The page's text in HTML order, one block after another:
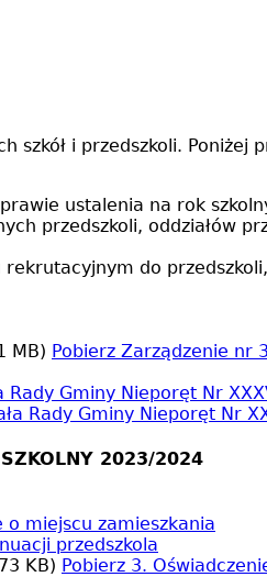
i przedszkoli. Poniżej
ustalenia na rok
przedszkoli, oddziałów
do
MB) Pobierz Zarządzenie nr
Rady Gminy Nieporęt Nr
Rady Gminy Nieporęt Nr
SZKOLNY 2023/2024
o miejscu zamieszkania
przedszkola
KB) Pobierz 3.